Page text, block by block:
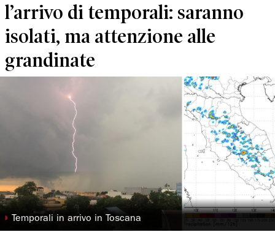
l’arrivo di temporali: saranno
isolati, ma attenzione alle
grandinate
◗ Temporali in arrivo in Toscana